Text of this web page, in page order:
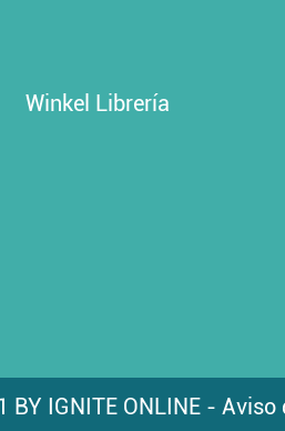
Winkel Librería
IGNITE ONLINE - Aviso